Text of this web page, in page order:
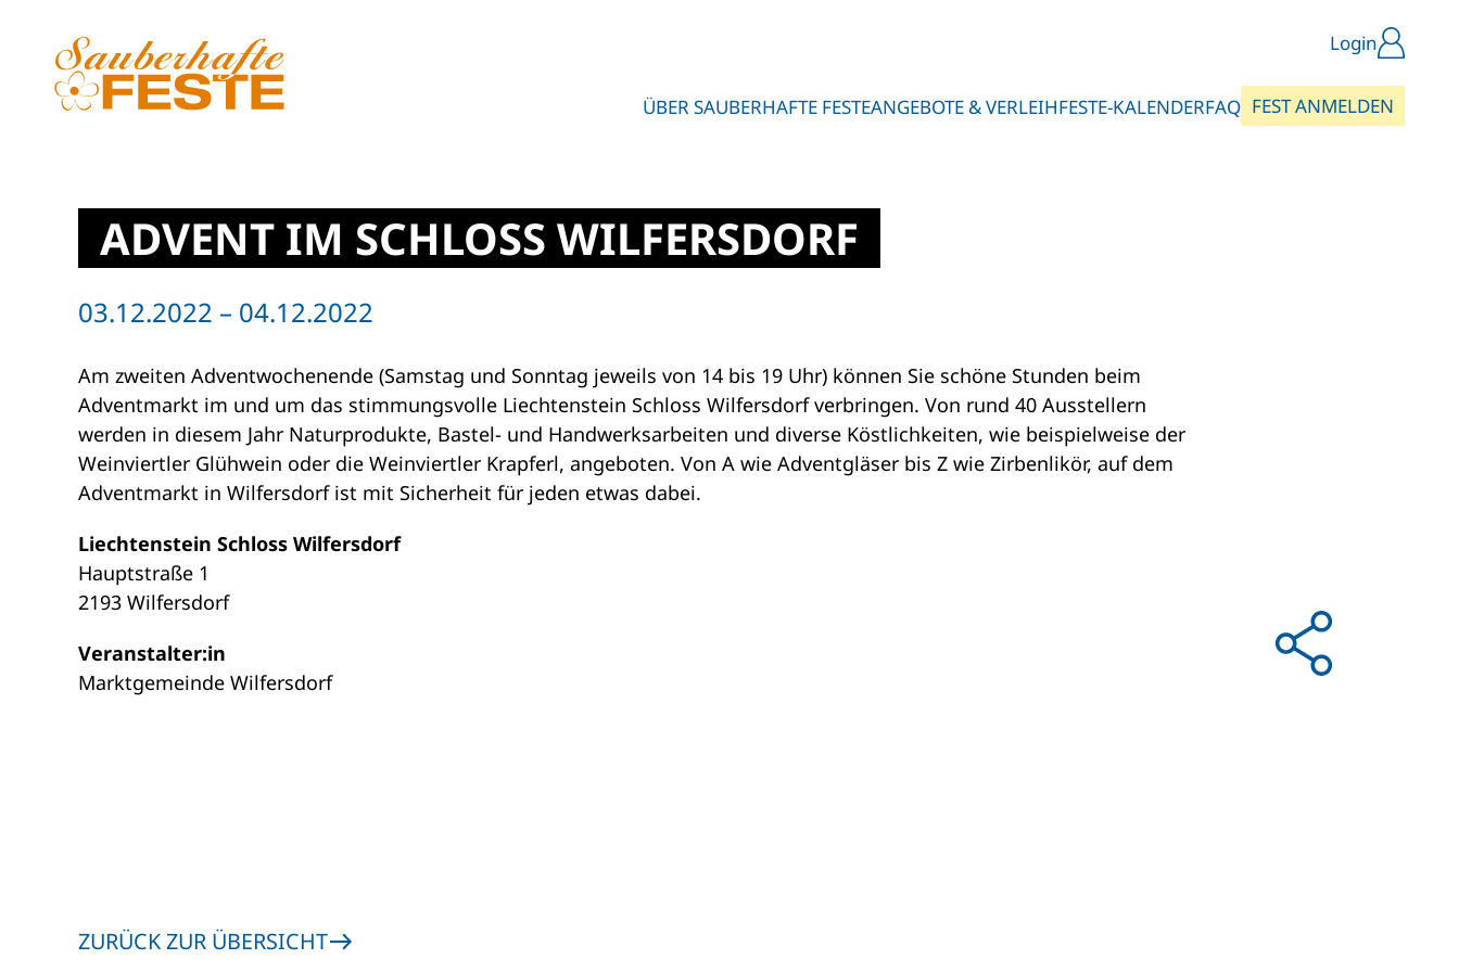
Zum Hauptinhalt springen
ÜBER SAUBERHAFTE FESTEANGEBOTE & VERLEIHFESTE-KALENDERFAQ
Login
FEST ANMELDEN
ADVENT IM SCHLOSS WILFERSDORF
03.12.2022 – 04.12.2022
Am zweiten Adventwochenende (Samstag und Sonntag jeweils von 14 bis 19 Uhr) können Sie schöne Stunden beim
Adventmarkt im und um das stimmungsvolle Liechtenstein Schloss Wilfersdorf verbringen. Von rund 40 Ausstellern
werden in diesem Jahr Naturprodukte, Bastel- und Handwerksarbeiten und diverse Köstlichkeiten, wie beispielweise der
Weinviertler Glühwein oder die Weinviertler Krapferl, angeboten. Von A wie Adventgläser bis Z wie Zirbenlikör, auf dem
Adventmarkt in Wilfersdorf ist mit Sicherheit für jeden etwas dabei.
Liechtenstein Schloss Wilfersdorf
Hauptstraße 1
2193 Wilfersdorf
Veranstalter:in
Marktgemeinde Wilfersdorf
ZURÜCK ZUR ÜBERSICHT